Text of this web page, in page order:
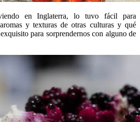
en Inglaterra, lo tuvo fácil para
y texturas de otras culturas y qué
para sorprendernos con alguno de